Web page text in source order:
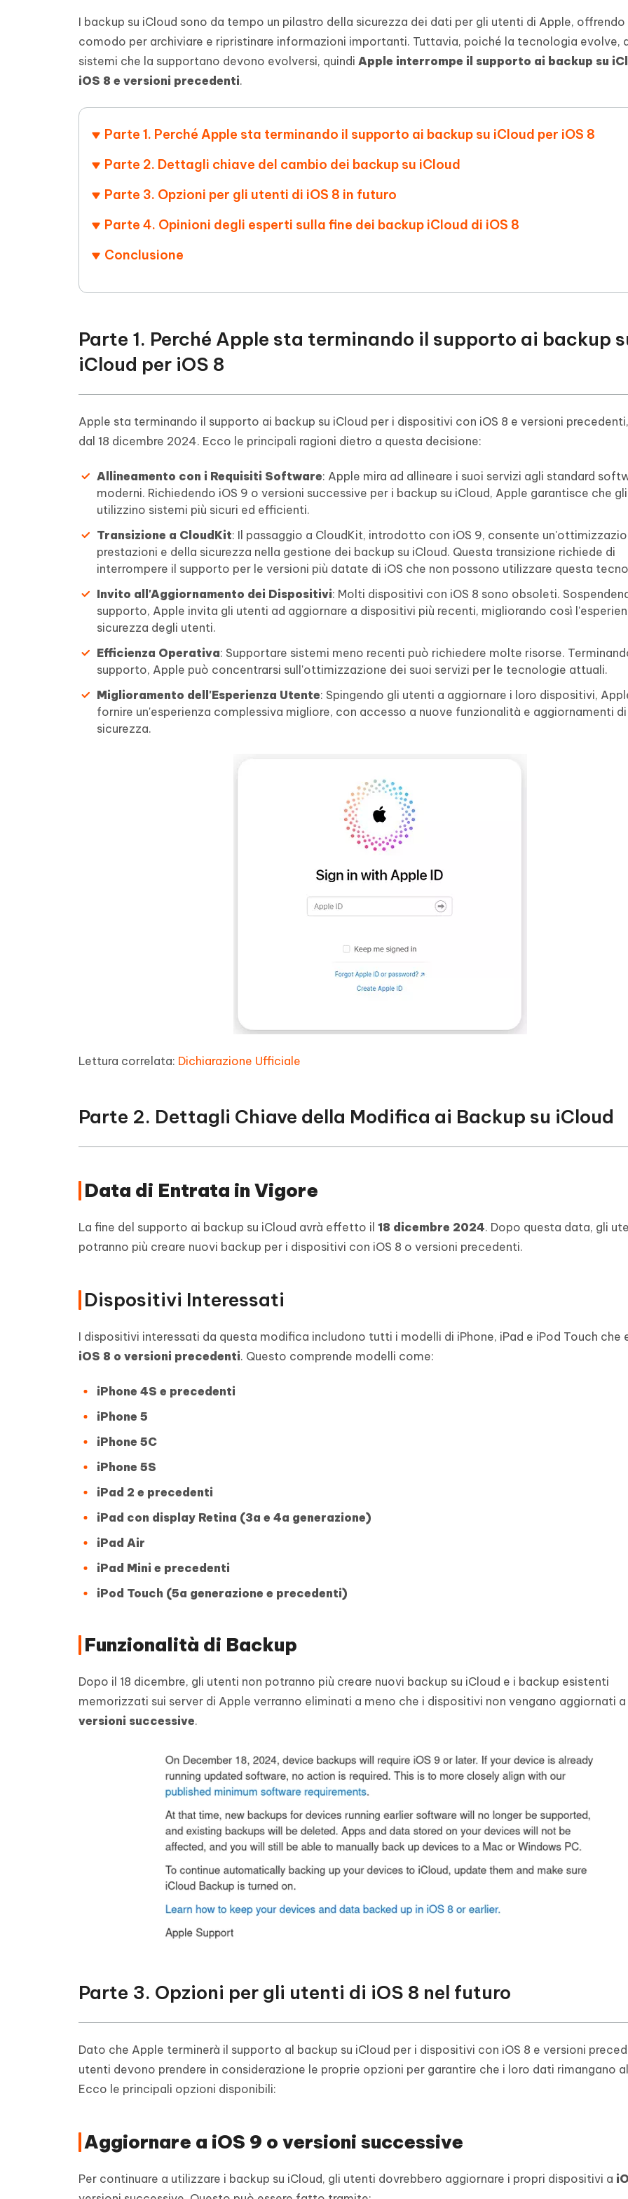
Recuperare i file cancellati in Windows Recuperare i file eliminati su Mac
Vedi Tutti i Prodotti
Mobile
iAnyGo- iOS APP
Cambiare la posizione dell'iPhone senza
PC
iAnyGo - APP Android Fake GPS
New
iCareFone Transfer APP
Recuperare i dati Android senza PC Pulire l'iPhone con AI gratis
PixPretty AI Photo Editor
Strumento gratuito di fotoritocco con
IA
l'AI
Tenorshare AI Bypass
Hot Tenorshare AI Writer
Scrivere in modo più intelligente,
I backup su iCloud sono da tempo un pilastro della sicurezza dei dati per gli utenti di Apple, offrendo
comodo per archiviare e ripristinare informazioni importanti. Tuttavia, poiché la tecnologia evolve,
sistemi che la supportano devono evolversi, quindi Apple interrompe il supporto ai backup su
iOS 8 e versioni precedenti.
Parte 1. Perché Apple sta terminando il supporto ai backup su iCloud per iOS 8
Parte 2. Dettagli chiave del cambio dei backup su iCloud
Parte 3. Opzioni per gli utenti di iOS 8 in futuro
Parte 4. Opinioni degli esperti sulla fine dei backup iCloud di iOS 8
Conclusione
Parte 1. Perché Apple sta terminando il supporto ai backup
iCloud per iOS 8
Apple sta terminando il supporto ai backup su iCloud per i dispositivi con iOS 8 e versioni
dal 18 dicembre 2024. Ecco le principali ragioni dietro a questa decisione:
Allineamento con i Requisiti Software: Apple mira ad allineare i suoi servizi agli standard
moderni. Richiedendo iOS 9 o versioni successive per i backup su iCloud, Apple garantisce che
utilizzino sistemi più sicuri ed efficienti.
Transizione a CloudKit: Il passaggio a CloudKit, introdotto con iOS 9, consente
prestazioni e della sicurezza nella gestione dei backup su iCloud. Questa transizione richiede di
interrompere il supporto per le versioni più datate di iOS che non possono utilizzare questa
Invito all'Aggiornamento dei Dispositivi: Molti dispositivi con iOS 8 sono obsoleti.
supporto, Apple invita gli utenti ad aggiornare a dispositivi più recenti, migliorando così
sicurezza degli utenti.
Efficienza Operativa: Supportare sistemi meno recenti può richiedere molte risorse.
supporto, Apple può concentrarsi sull'ottimizzazione dei suoi servizi per le tecnologie attuali.
Miglioramento dell'Esperienza Utente: Spingendo gli utenti a aggiornare i loro dispositivi,
fornire un'esperienza complessiva migliore, con accesso a nuove funzionalità e aggiornamenti di
sicurezza.
Lettura correlata: Dichiarazione Ufficiale
Parte 2. Dettagli Chiave della Modifica ai Backup su iCloud
Data di Entrata in Vigore
La fine del supporto ai backup su iCloud avrà effetto il 18 dicembre 2024. Dopo questa data, gli
potranno più creare nuovi backup per i dispositivi con iOS 8 o versioni precedenti.
Dispositivi Interessati
I dispositivi interessati da questa modifica includono tutti i modelli di iPhone, iPad e iPod Touch che
iOS 8 o versioni precedenti. Questo comprende modelli come:
iPhone 4S e precedenti
iPhone 5
iPhone 5C
iPhone 5S
iPad 2 e precedenti
iPad con display Retina (3a e 4a generazione)
iPad Air
iPad Mini e precedenti
iPod Touch (5a generazione e precedenti)
Funzionalità di Backup
Dopo il 18 dicembre, gli utenti non potranno più creare nuovi backup su iCloud e i backup esistenti
memorizzati sui server di Apple verranno eliminati a meno che i dispositivi non vengano aggiornati a
versioni successive.
Parte 3. Opzioni per gli utenti di iOS 8 nel futuro
Dato che Apple terminerà il supporto al backup su iCloud per i dispositivi con iOS 8 e versioni
utenti devono prendere in considerazione le proprie opzioni per garantire che i loro dati rimangano
Ecco le principali opzioni disponibili:
Aggiornare a iOS 9 o versioni successive
Per continuare a utilizzare i backup su iCloud, gli utenti dovrebbero aggiornare i propri dispositivi a